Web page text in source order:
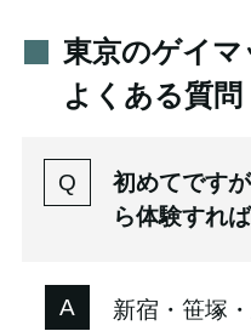
東京のゲイ
よくある質問
初めてです
ら体験すれ
新宿・笹塚